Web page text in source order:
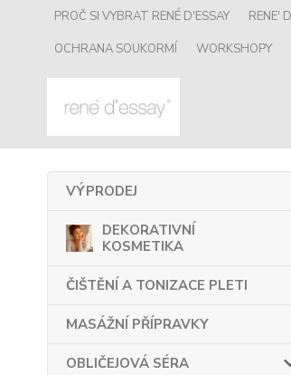
PROČ SI VYBRAT RENÉ D'ESSAY RENE'
OCHRANA SOUKORMÍ
WORKSHOPY
VÝPRODEJ
DEKORATIVNÍ
KOSMETIKA
ČIŠTĚNÍ A TONIZACE PLETI
MASÁŽNÍ PŘÍPRAVKY
OBLIČEJOVÁ SÉRA